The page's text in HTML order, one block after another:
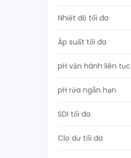
Nhiệt độ tối đa
Áp suất tối đa
pH vận hành liên tục
pH rửa ngắn hạn
SDI tối đa
Clo dư tối đa